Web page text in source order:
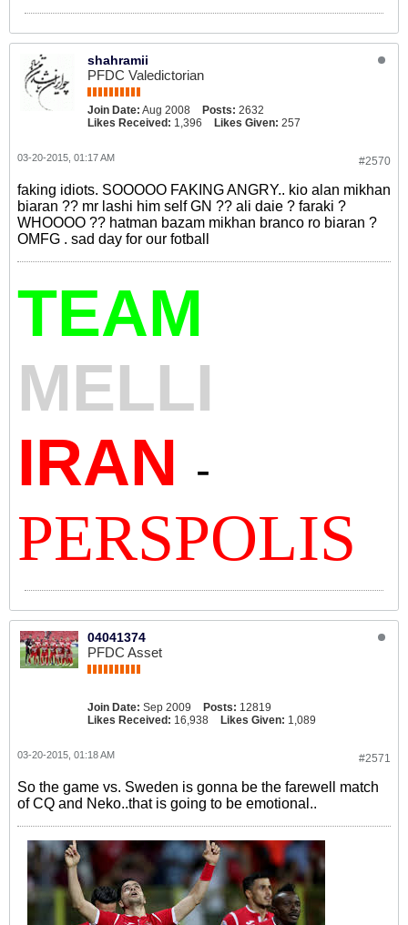
shahramii
PFDC Valedictorian
Join Date: Aug 2008 Posts: 2632
Likes Received: 1,396 Likes Given: 257
#2570
03-20-2015, 01:17 AM
faking idiots. SOOOOO FAKING ANGRY.. kio alan mikhan
biaran ?? mr lashi him self GN ?? ali daie ? faraki ?
WHOOOO ?? hatman bazam mikhan branco ro biaran ?
OMFG . sad day for our fotball
TEAM
MELLI
IRAN -
PERSPOLIS
04041374
PFDC Asset
Join Date: Sep 2009 Posts: 12819
Likes Received: 16,938 Likes Given: 1,089
#2571
03-20-2015, 01:18 AM
So the game vs. Sweden is gonna be the farewell match
of CQ and Neko..that is going to be emotional..